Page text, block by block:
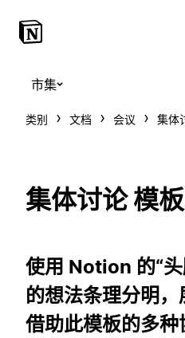
市集
类别 文档 会议 集体
集体讨论 模板
使用 Notion 的“
的想法条理分明
借助此模板的多